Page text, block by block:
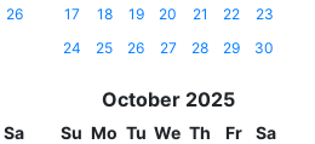
26
17
18 19 20 21 22
23
24
25 26 27 28 29 30
Sa
October 2025
Su Mo Tu We Th Fr Sa